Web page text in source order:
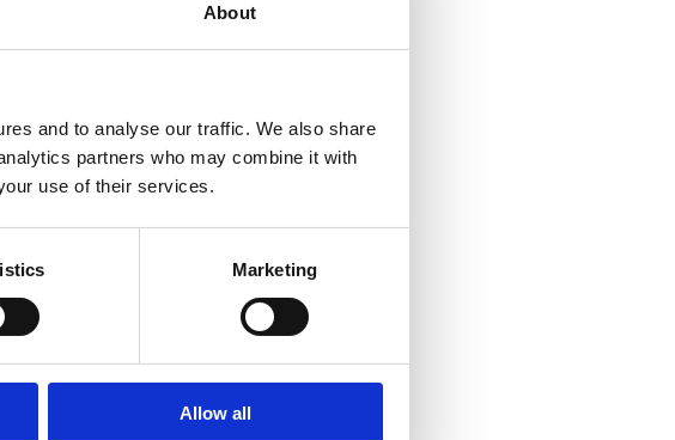
About
and to analyse our traffic. We also share
partners who may combine it with
use of their services.
Marketing
Allow all